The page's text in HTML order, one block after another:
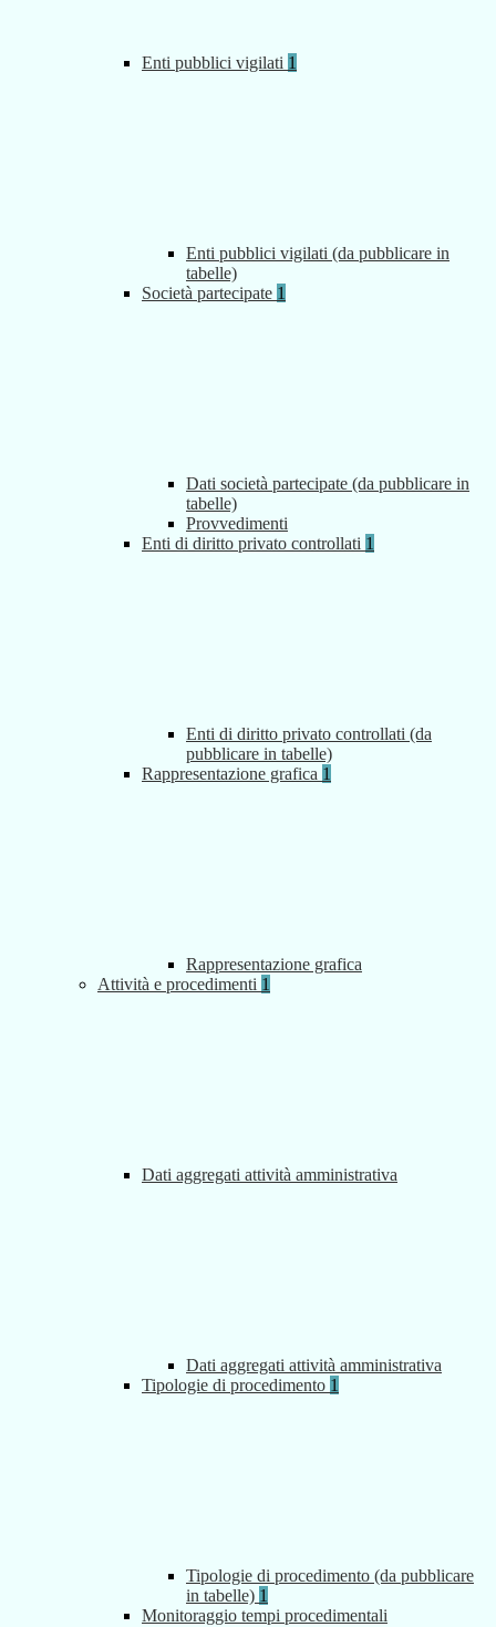
Enti pubblici vigilati 1
Enti pubblici vigilati (da pubblicare in
tabelle)
Società partecipate 1
Dati società partecipate (da pubblicare in
tabelle)
Provvedimenti
Enti di diritto privato controllati 1
Enti di diritto privato controllati (da
pubblicare in tabelle)
Rappresentazione grafica 1
Rappresentazione grafica
Attività e procedimenti 1
Dati aggregati attività amministrativa
Dati aggregati attività amministrativa
Tipologie di procedimento 1
Tipologie di procedimento (da pubblicare
in tabelle) 1
Monitoraggio tempi procedimentali